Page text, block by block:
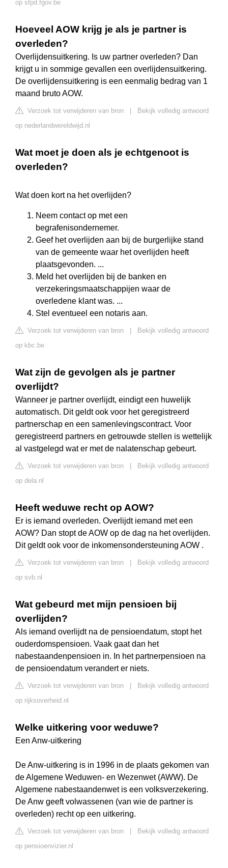
op sfpd.fgov.be
Hoeveel AOW krijg je als je partner is
overleden?
Overlijdensuitkering. Is uw partner overleden? Dan
krijgt u in sommige gevallen een overlijdensuitkering.
De overlijdensuitkering is een eenmalig bedrag van 1
maand bruto AOW.
Verzoek tot verwijderen van bron
Bekijk volledig antwoord
op nederlandwereldwijd.nl
Wat moet je doen als je echtgenoot is
overleden?
Wat doen kort na het overlijden?
Neem contact op met een
begrafenisondernemer.
Geef het overlijden aan bij de burgerlijke stand
van de gemeente waar het overlijden heeft
plaatsgevonden. ...
Meld het overlijden bij de banken en
verzekeringsmaatschappijen waar de
overledene klant was. ...
Stel eventueel een notaris aan.
Verzoek tot verwijderen van bron
Bekijk volledig antwoord
op kbc.be
Wat zijn de gevolgen als je partner
overlijdt?
Wanneer je partner overlijdt, eindigt een huwelijk
automatisch. Dit geldt ook voor het geregistreerd
partnerschap en een samenlevingscontract. Voor
geregistreerd partners en getrouwde stellen is wettelijk
al vastgelegd wat er met de nalatenschap gebeurt.
Verzoek tot verwijderen van bron
Bekijk volledig antwoord
op dela.nl
Heeft weduwe recht op AOW?
Er is iemand overleden. Overlijdt iemand met een
AOW? Dan stopt de AOW op de dag na het overlijden.
Dit geldt ook voor de inkomensondersteuning AOW .
Verzoek tot verwijderen van bron
Bekijk volledig antwoord
op svb.nl
Wat gebeurd met mijn pensioen bij
overlijden?
Als iemand overlijdt na de pensioendatum, stopt het
ouderdomspensioen. Vaak gaat dan het
nabestaandenpensioen in. In het partnerpensioen na
de pensioendatum verandert er niets.
Verzoek tot verwijderen van bron
Bekijk volledig antwoord
op rijksoverheid.nl
Welke uitkering voor weduwe?
Een Anw-uitkering
De Anw-uitkering is in 1996 in de plaats gekomen van
de Algemene Weduwen- en Wezenwet (AWW). De
Algemene nabestaandenwet is een volksverzekering.
De Anw geeft volwassenen (van wie de partner is
overleden) recht op een uitkering.
Verzoek tot verwijderen van bron
Bekijk volledig antwoord
op pensioenvizier.nl